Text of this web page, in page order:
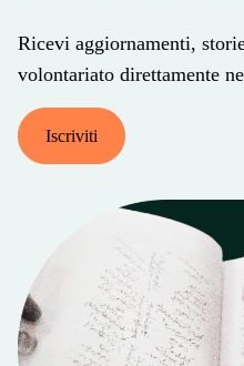
Ricevi aggiornamenti,
volontariato direttamente
Iscriviti